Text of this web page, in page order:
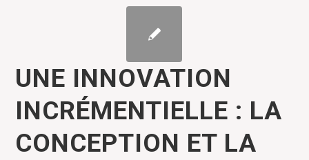
UNE INNOVATION
INCRÉMENTIELLE : LA
CONCEPTION ET LA